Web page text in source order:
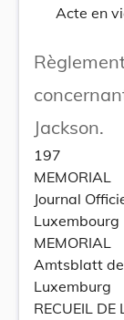
Acte en
Jackson.
197
MEMORIAL
Journal
Luxembourg
MEMORIAL
Amtsblatt
Luxemburg
RECUEIL DE